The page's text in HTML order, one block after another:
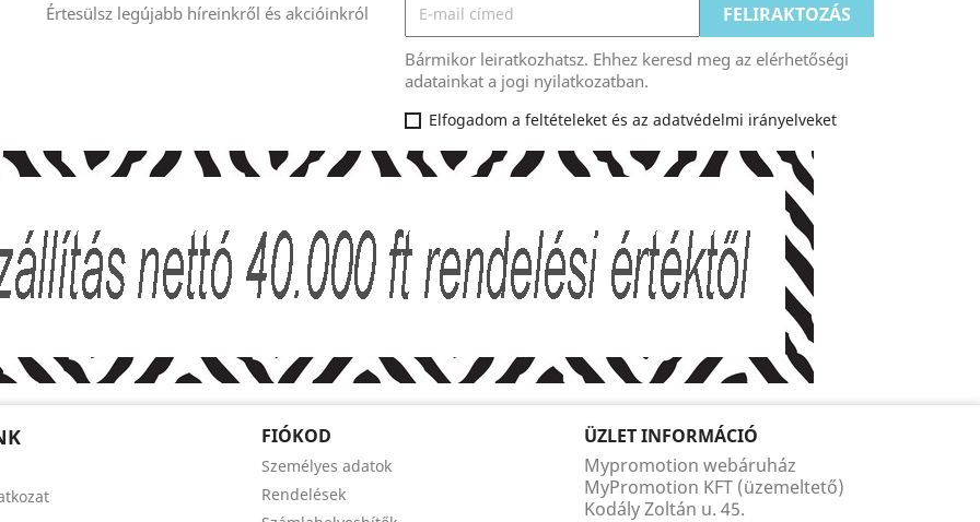
Értesülsz legújabb híreinkről és akcióinkról
Bármikor leiratkozhatsz. Ehhez keresd meg az elérhetőségi
adatainkat a jogi nyilatkozatban.
Elfogadom a feltételeket és az adatvédelmi irányelveket
FIÓKOD
Személyes adatok
Rendelések
ÜZLET INFORMÁCIÓ
Mypromotion webáruház
MyPromotion KFT (üzemeltető)
Kodály Zoltán u. 45.